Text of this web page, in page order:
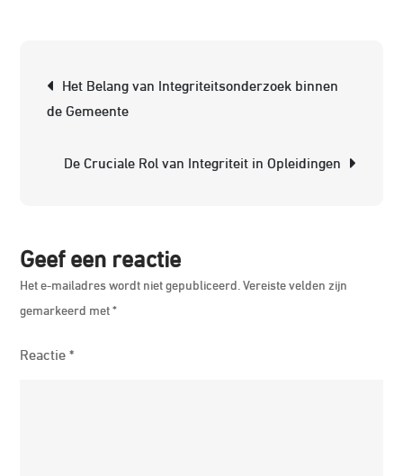
Het Belang van Integriteitsonderzoek binnen
de Gemeente
De Cruciale Rol van Integriteit in Opleidingen
Geef een reactie
Het e-mailadres wordt niet gepubliceerd. Vereiste velden zijn
gemarkeerd met*
Reactie*